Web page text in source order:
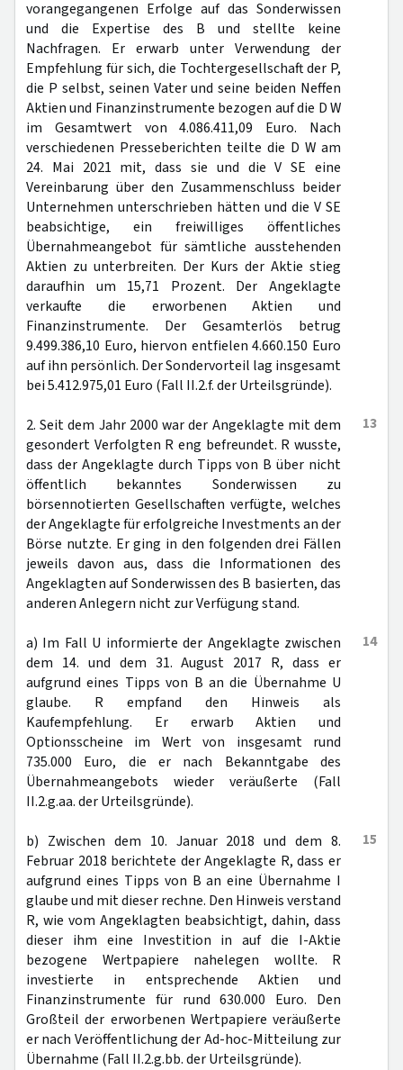
vorangegangenen Erfolge auf das Sonderwissen
und die Expertise des B und stellte keine
Nachfragen. Er erwarb unter Verwendung der
Empfehlung für sich, die Tochtergesellschaft der P,
die P selbst, seinen Vater und seine beiden Neffen
Aktien und Finanzinstrumente bezogen auf die D W
im Gesamtwert von 4.086.411,09 Euro. Nach
verschiedenen Presseberichten teilte die D W am
24. Mai 2021 mit, dass sie und die V SE eine
Vereinbarung über den Zusammenschluss beider
Unternehmen unterschrieben hätten und die V SE
beabsichtige, ein freiwilliges öffentliches
Übernahmeangebot für sämtliche ausstehenden
Aktien zu unterbreiten. Der Kurs der Aktie stieg
daraufhin um 15,71 Prozent. Der Angeklagte
verkaufte die erworbenen Aktien und
Finanzinstrumente. Der Gesamterlös betrug
9.499.386,10 Euro, hiervon entfielen 4.660.150 Euro
auf ihn persönlich. Der Sondervorteil lag insgesamt
bei 5.412.975,01 Euro (Fall II.2.f. der Urteilsgründe).
13
2. Seit dem Jahr 2000 war der Angeklagte mit dem
gesondert Verfolgten R eng befreundet. R wusste,
dass der Angeklagte durch Tipps von B über nicht
öffentlich bekanntes Sonderwissen zu
börsennotierten Gesellschaften verfügte, welches
der Angeklagte für erfolgreiche Investments an der
Börse nutzte. Er ging in den folgenden drei Fällen
jeweils davon aus, dass die Informationen des
Angeklagten auf Sonderwissen des B basierten, das
anderen Anlegern nicht zur Verfügung stand.
14
a) Im Fall U informierte der Angeklagte zwischen
dem 14. und dem 31. August 2017 R, dass er
aufgrund eines Tipps von B an die Übernahme U
glaube. R empfand den Hinweis als
Kaufempfehlung. Er erwarb Aktien und
Optionsscheine im Wert von insgesamt rund
735.000 Euro, die er nach Bekanntgabe des
Übernahmeangebots wieder veräußerte (Fall
II.2.g.aa. der Urteilsgründe).
15
b) Zwischen dem 10. Januar 2018 und dem 8.
Februar 2018 berichtete der Angeklagte R, dass er
aufgrund eines Tipps von B an eine Übernahme I
glaube und mit dieser rechne. Den Hinweis verstand
R, wie vom Angeklagten beabsichtigt, dahin, dass
dieser ihm eine Investition in auf die I-Aktie
bezogene Wertpapiere nahelegen wollte. R
investierte in entsprechende Aktien und
Finanzinstrumente für rund 630.000 Euro. Den
Großteil der erworbenen Wertpapiere veräußerte
er nach Veröffentlichung der Ad-hoc-Mitteilung zur
Übernahme (Fall II.2.g.bb. der Urteilsgründe).